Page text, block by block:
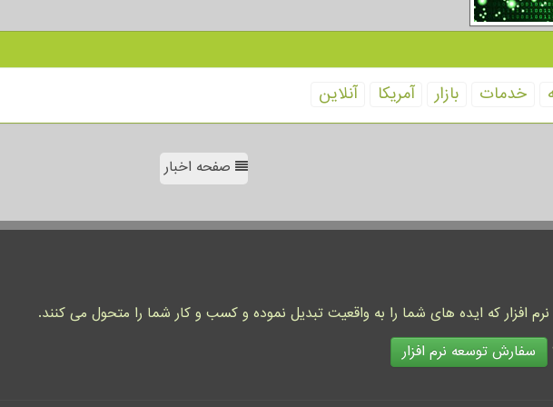
خدمات بازار آمریكا آنلاین
صفحه اخبار
سفارش توسعه نرم افزار